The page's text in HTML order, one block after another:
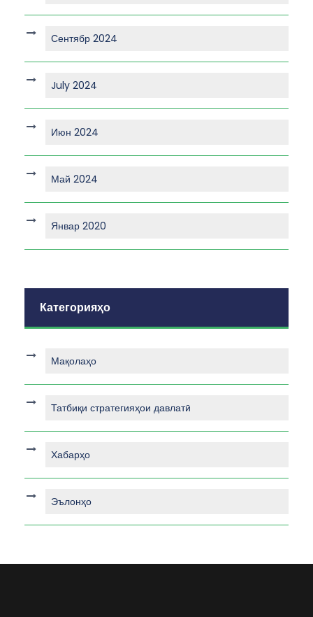
Сентябр 2024
July 2024
Июн 2024
Май 2024
Январ 2020
Категорияҳо
Мақолаҳо
Татбиқи стратегияҳои давлатӣ
Хабарҳо
Эълонҳо